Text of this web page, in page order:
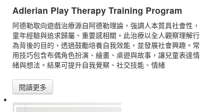
Adlerian Play Therapy Training Program
阿德勒取向遊戲治療源自阿德勒理論，強調人本質具社會性，
童年經驗與追求歸屬、重要感相關。此治療以全人觀察理解行
為背後的目的，透過鼓勵培養自我效能，並發展社會興趣。常
用技巧包含布偶角色扮演、繪畫、桌遊與故事，讓兒童表達情
緒與想法。結果可提升自我覺察、社交技能、情緒
閱讀更多